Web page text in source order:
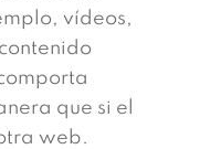
vídeos,
que si el
web.